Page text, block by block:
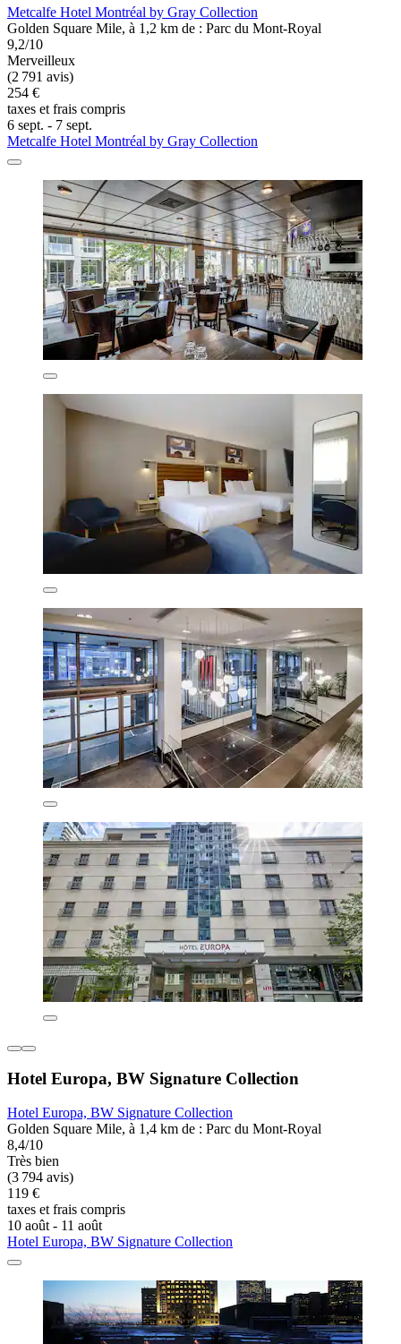
Metcalfe Hotel Montréal by Gray Collection
Golden Square Mile, à 1,2 km de : Parc du Mont-Royal
9,2/10
Merveilleux
(2 791 avis)
254 €
taxes et frais compris
6 sept. - 7 sept.
Metcalfe Hotel Montréal by Gray Collection
Hotel Europa, BW Signature Collection
Hotel Europa, BW Signature Collection
Golden Square Mile, à 1,4 km de : Parc du Mont-Royal
8,4/10
Très bien
(3 794 avis)
119 €
taxes et frais compris
10 août - 11 août
Hotel Europa, BW Signature Collection